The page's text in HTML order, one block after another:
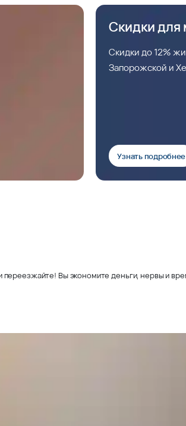
Скидки
Скидки до 12%
Запорожской и
Узнать подробнее
Вы экономите деньги, нервы и